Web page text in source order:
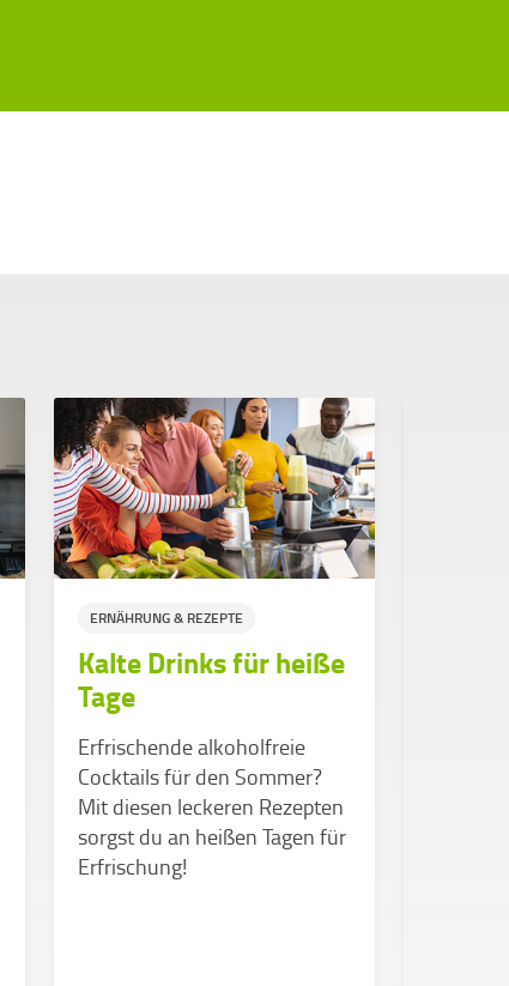
ERNÄHRUNG & REZEPTE
Kalte Drinks für heiße
Tage
Erfrischende alkoholfreie
Cocktails für den Sommer?
Mit diesen leckeren Rezepten
sorgst du an heißen Tagen für
Erfrischung!